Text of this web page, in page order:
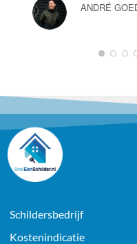
ANDRÉ
1 2 3
Schildersbedrijf
Kostenindicatie